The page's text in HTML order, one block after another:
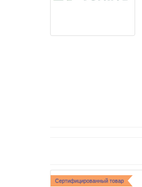
Сертифицированный товар